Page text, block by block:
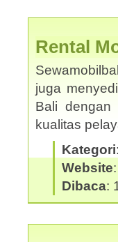
Rental
juga
Bali dengan
kualitas
Kategori
Website
Dibaca: